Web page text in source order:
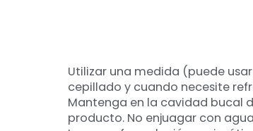
Utilizar una medida (puede
cepillado y cuando necesite
Mantenga en la cavidad bucal
producto. No enjuagar con